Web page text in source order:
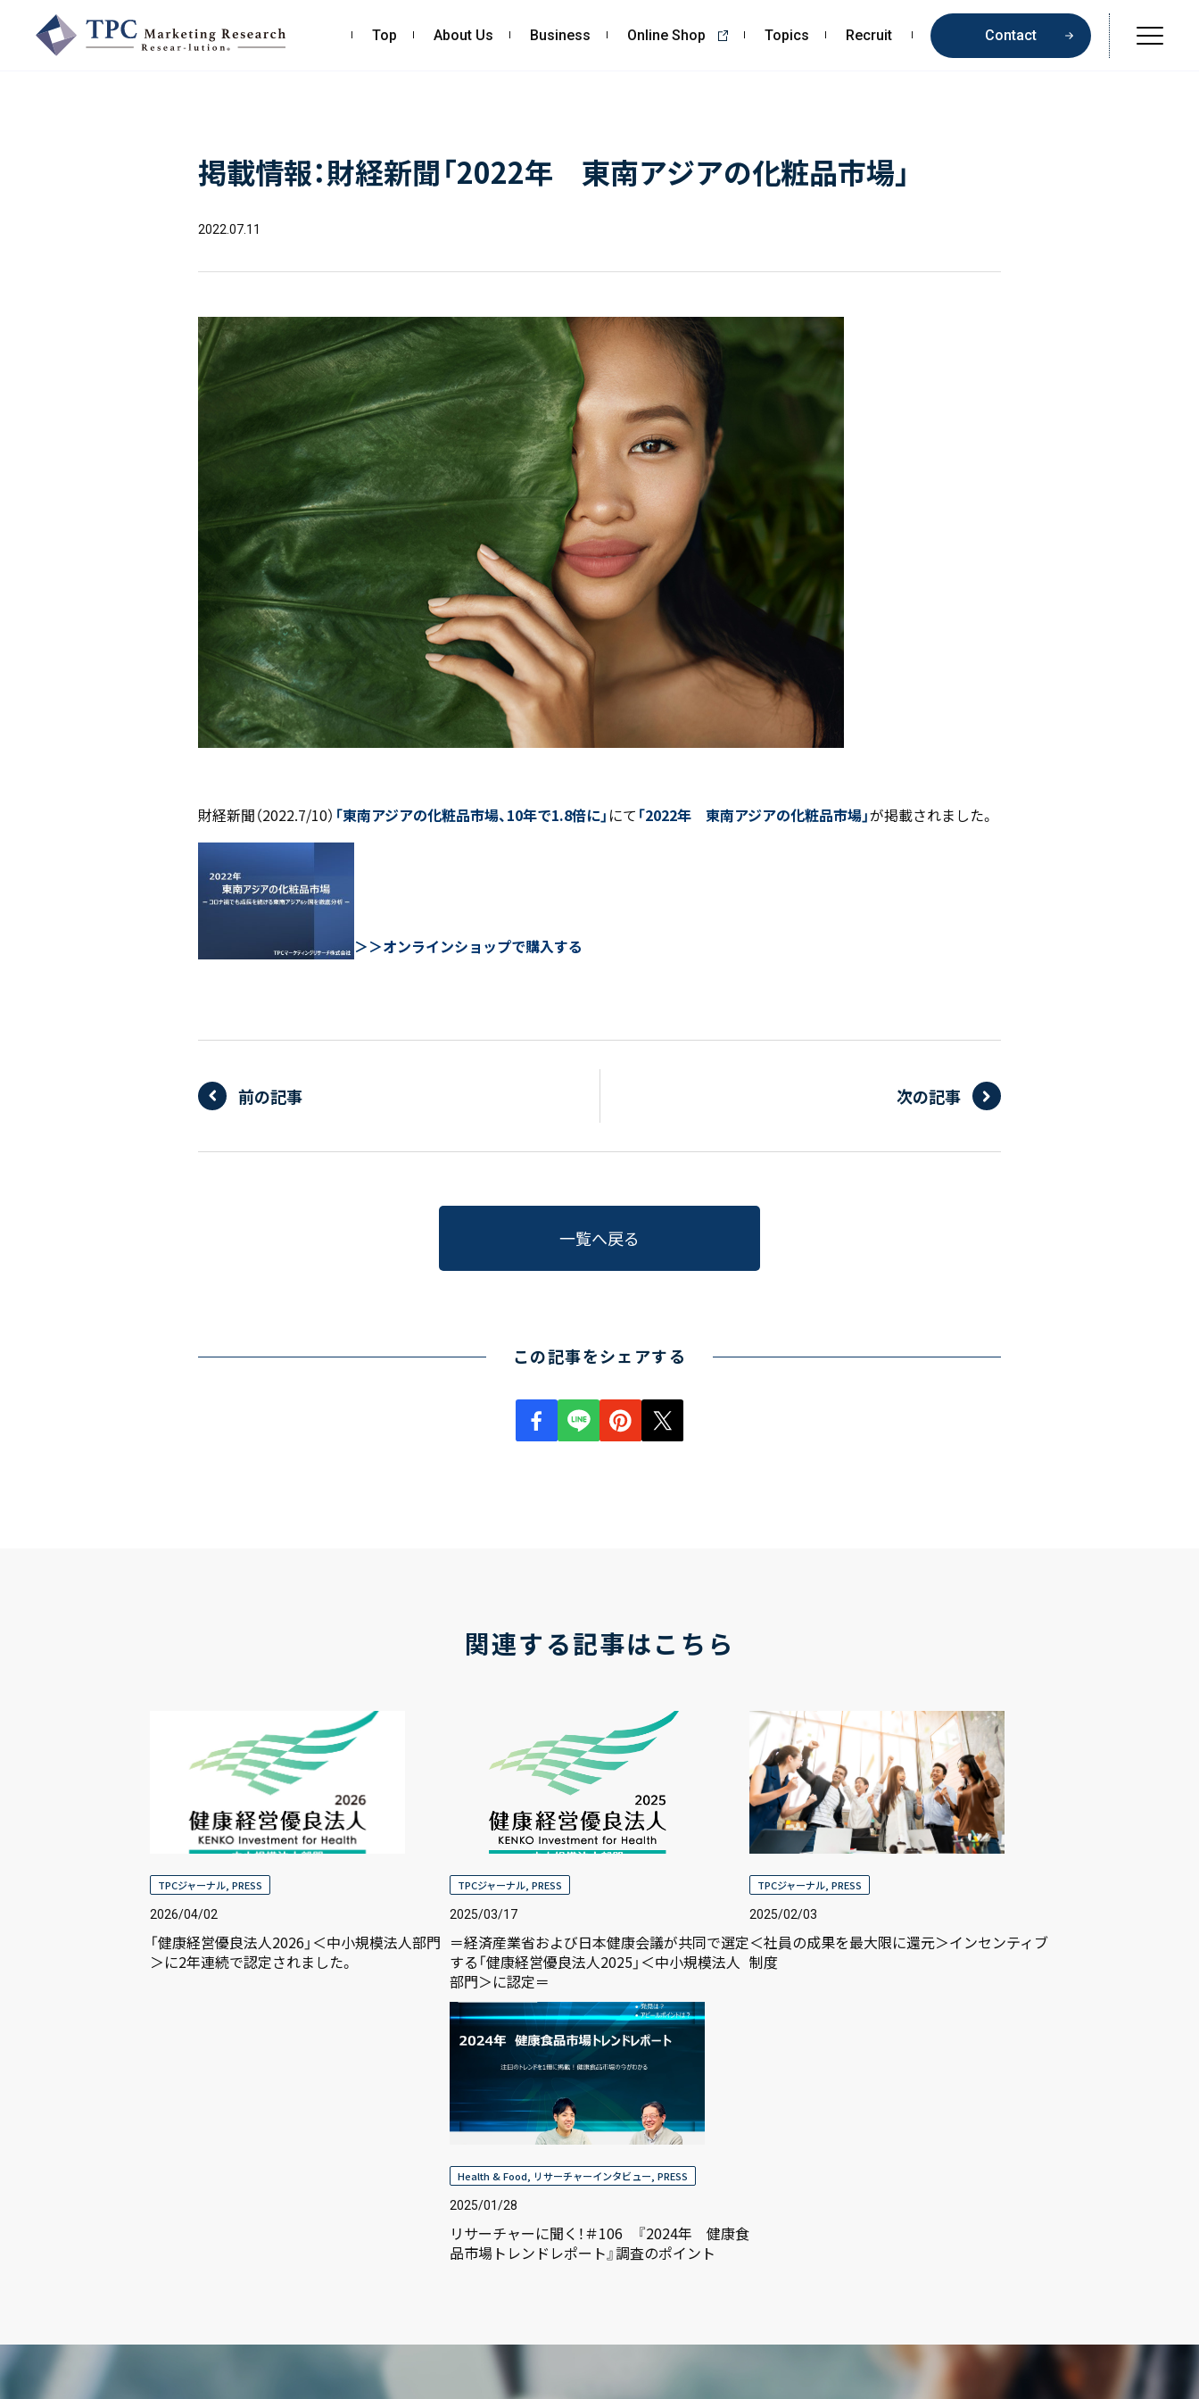
Top About Us Business Online Shop Topics Recruit Contact
TEL 06-6538-5358（代表）
お問い合わせ・お見積り
Mail form
電話で相談する
06-6538-5358
［ 9:00-17:00 土日祝除く ］
私たちの強み
会社概要・沿革
コンサルティング
依頼・受託調査
自主企画調査
お客様の声
Beauty & Cosmetics
Health & Food
Topics
ALL
お知らせ
新刊情報
掲載情報
Newsletter
インタビュー
セミナー情報
TPCジャーナル
Recruit
採用TOP
- 求める人物像
- 人事育成システム
- 先輩社員の声
- エントリー一覧
- TPCでの働き方
掲載情報：財経新聞「2022年 東南アジアの化粧品市場」
2022.07.11
財経新聞（2022.7/10） 「東南アジアの化粧品市場、10年で1.8倍に」 にて 「2022年 東南アジアの化粧品市場」が掲載されました。
＞＞オンラインショップで購入する
前の記事 次の記事
一覧へ戻る
この記事をシェアする
関連する記事はこちら
TPCジャーナル PRESS
2026/04/02
「健康経営優良法人2026」＜中小規模法人部門
＞に2年連続で認定されました。
TPCジャーナル PRESS
2025/03/17
＝経済産業省および日本健康会議が共同で選定
する「健康経営優良法人2025」＜中小規模法人
部門＞に認定＝
TPCジャーナル PRESS
2025/02/03
＜社員の成果を最大限に還元＞インセンティブ
制度
Health & Food リサーチャーインタビュー PRESS
2025/01/28
リサーチャーに聞く！＃106 『2024年 健康食
品市場トレンドレポート』調査のポイント